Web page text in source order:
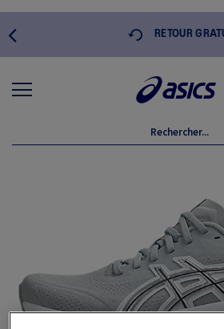
DE
RETOUR